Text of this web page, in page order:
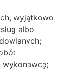
wyjątkowo
albo
wykonawcę;